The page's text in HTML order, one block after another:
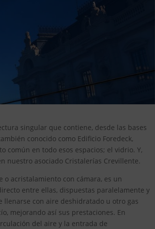
singular que contiene, desde las bases
conocido como Edificio Foredeck,
en todo esos espacios; el vidrio. Y,
nuestro asociado Cristalerías Crevillente.
acristalamiento con cámara, es un
entre ellas, dispuestas paralelamente y
con aire deshidratado u otro gas
mejorando así sus prestaciones. En
del aire y la entrada de